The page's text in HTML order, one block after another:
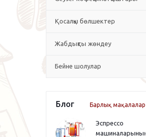
Қосалқы бөлшектер
Жабдықты жөндеу
Бейне шолулар
Блог Барлық мақалалар
Эспрессо
машиналарының